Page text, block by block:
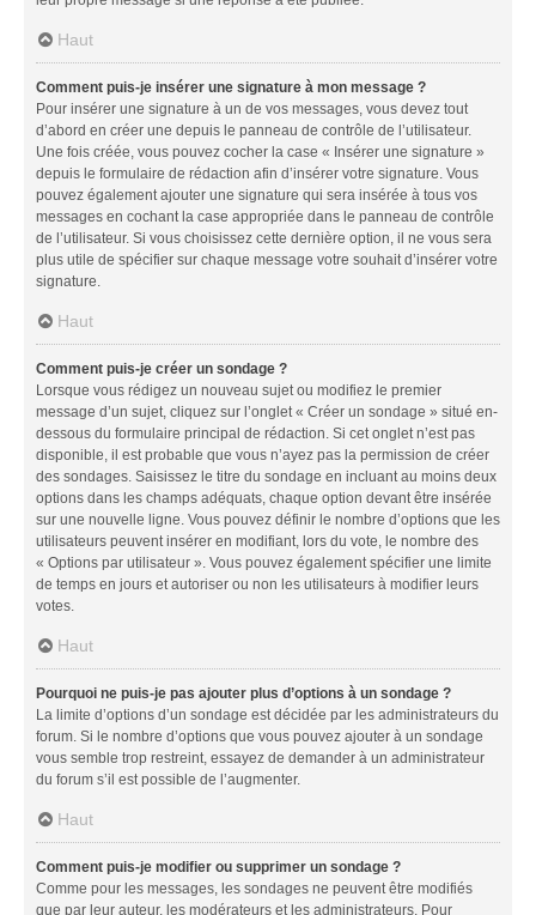
Haut
Comment puis-je insérer une signature à mon message ?
Pour insérer une signature à un de vos messages, vous devez tout
d’abord en créer une depuis le panneau de contrôle de l’utilisateur.
Une fois créée, vous pouvez cocher la case « Insérer une signature »
depuis le formulaire de rédaction afin d’insérer votre signature. Vous
pouvez également ajouter une signature qui sera insérée à tous vos
messages en cochant la case appropriée dans le panneau de contrôle
de l’utilisateur. Si vous choisissez cette dernière option, il ne vous sera
plus utile de spécifier sur chaque message votre souhait d’insérer votre
signature.
Haut
Comment puis-je créer un sondage ?
Lorsque vous rédigez un nouveau sujet ou modifiez le premier
message d’un sujet, cliquez sur l’onglet « Créer un sondage » situé en-
dessous du formulaire principal de rédaction. Si cet onglet n’est pas
disponible, il est probable que vous n’ayez pas la permission de créer
des sondages. Saisissez le titre du sondage en incluant au moins deux
options dans les champs adéquats, chaque option devant être insérée
sur une nouvelle ligne. Vous pouvez définir le nombre d’options que les
utilisateurs peuvent insérer en modifiant, lors du vote, le nombre des
« Options par utilisateur ». Vous pouvez également spécifier une limite
de temps en jours et autoriser ou non les utilisateurs à modifier leurs
votes.
Haut
Pourquoi ne puis-je pas ajouter plus d’options à un sondage ?
La limite d’options d’un sondage est décidée par les administrateurs du
forum. Si le nombre d’options que vous pouvez ajouter à un sondage
vous semble trop restreint, essayez de demander à un administrateur
du forum s’il est possible de l’augmenter.
Haut
Comment puis-je modifier ou supprimer un sondage ?
Comme pour les messages, les sondages ne peuvent être modifiés
que par leur auteur, les modérateurs et les administrateurs. Pour